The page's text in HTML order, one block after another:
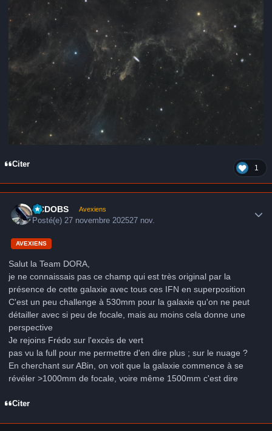
Citer 1
CCDOBS Avexiens
Posté(e) 27 novembre 202527 nov.
AVEXIENS
Salut la Team DORA,
je ne connaissais pas ce champ qui est très original par la
présence de cette galaxie avec tous ces IFN en superposition
C'est un peu challenge à 530mm pour la galaxie qu'on ne peut
détailler avec si peu de focale, mais au moins cela donne une
perspective
Je rejoins Frédo sur l'excès de vert
pas vu la full pour me permettre d'en dire plus ; sur le nuage ?
En cherchant sur ABin, on voit que la galaxie commence à se
révéler >1000mm de focale, voire même 1500mm c'est dire
Citer